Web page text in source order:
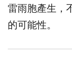
雷雨胞產生，
的可能性。